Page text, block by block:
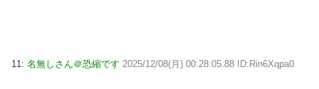
11: 名無しさん＠恐縮です 2025/12/08(月) 00:28:05.88 ID:Rin6Xqpa0